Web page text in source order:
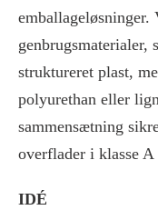
emballageløsninger.
genbrugsmaterialer,
struktureret plast,
polyurethan eller
sammensætning
overflader i klasse
IDÉ